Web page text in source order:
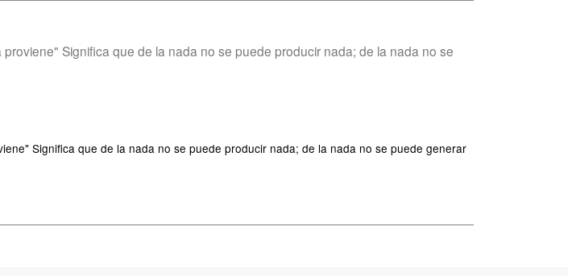
Significa que de la nada no se puede producir nada; de la nada no se
Significa que de la nada no se puede producir nada; de la nada no se puede generar